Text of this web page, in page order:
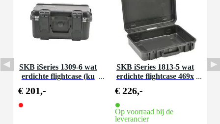
SKB iSeries 1309-6 wat
erdichte flightcase (ku
€ 201,-
SKB iSeries 1813-5 wat
erdichte flightcase 469x
€ 226,-
Op voorraad bij de
leverancier